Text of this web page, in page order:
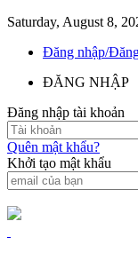
Saturday, August 8,
Đăng nhập/
ĐĂNG NHẬP
Đăng nhập tài khoản
Quên mật khẩu?
Khởi tạo mật khẩu